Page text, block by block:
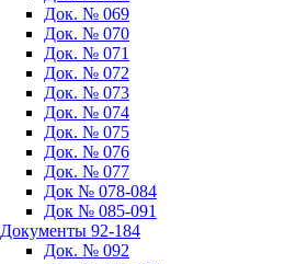
Док. № 069
Док. № 070
Док. № 071
Док. № 072
Док. № 073
Док. № 074
Док. № 075
Док. № 076
Док. № 077
Док № 078-084
Док № 085-091
Документы 92-184
Док. № 092